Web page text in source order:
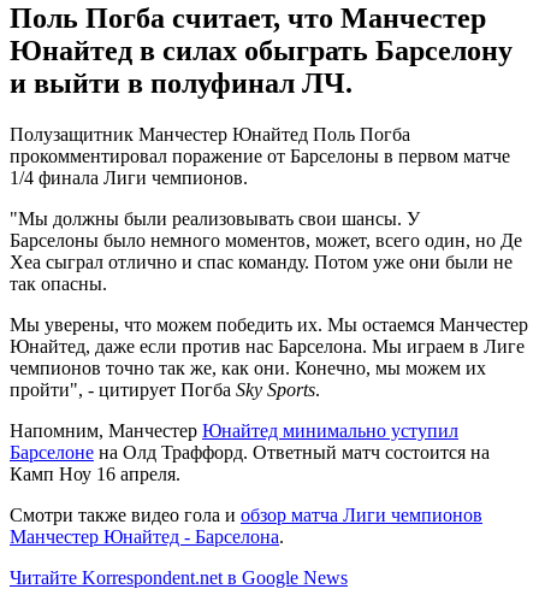
Поль Погба считает, что Манчестер
Юнайтед в силах обыграть Барселону
и выйти в полуфинал ЛЧ.
Полузащитник Манчестер Юнайтед Поль Погба
прокомментировал поражение от Барселоны в первом матче
1/4 финала Лиги чемпионов.
"Мы должны были реализовывать свои шансы. У
Барселоны было немного моментов, может, всего один, но Де
Хеа сыграл отлично и спас команду. Потом уже они были не
так опасны.
Мы уверены, что можем победить их. Мы остаемся Манчестер
Юнайтед, даже если против нас Барселона. Мы играем в Лиге
чемпионов точно так же, как они. Конечно, мы можем их
пройти", - цитирует Погба Sky Sports.
Напомним, Манчестер Юнайтед минимально уступил
Барселоне на Олд Траффорд. Ответный матч состоится на
Камп Ноу 16 апреля.
Смотри также видео гола и обзор матча Лиги чемпионов
Манчестер Юнайтед - Барселона.
Читайте Korrespondent.net в Google News